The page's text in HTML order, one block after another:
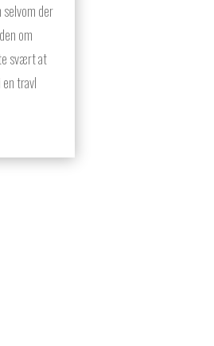
der
om
svært at
travl